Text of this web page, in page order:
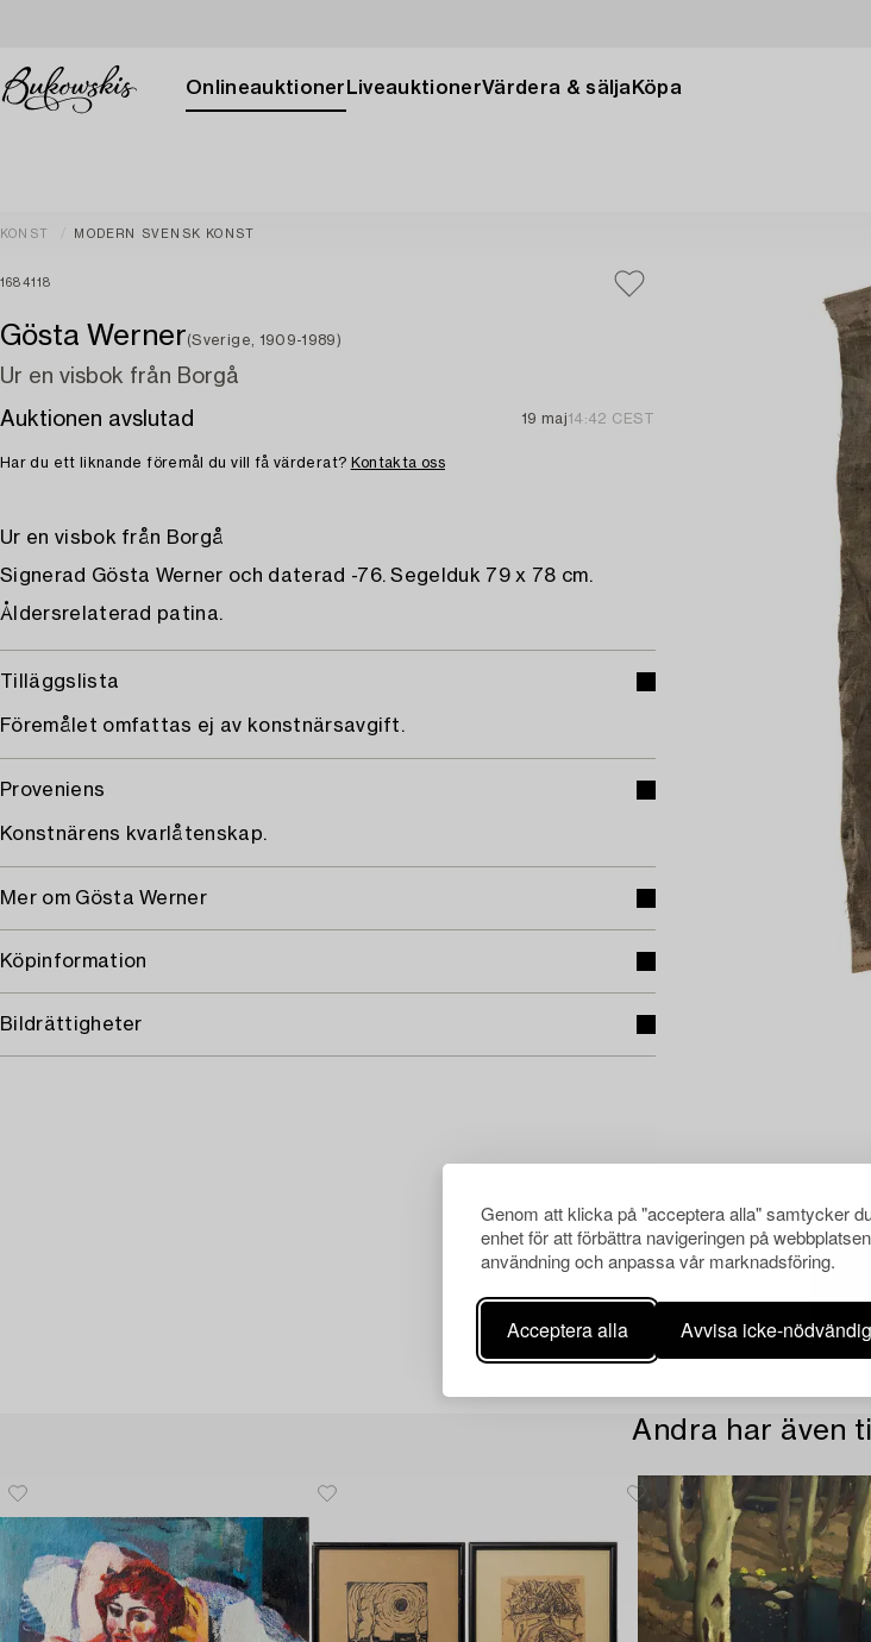
Genom att klicka på "acceptera alla" samtycker
enhet för att förbättra navigeringen på
användning och anpassa vår marknadsföring.
Acceptera alla Avvisa icke-
Onlineauktioner LiveauktionerVärdera & sälja Köpa
KONST MODERN SVENSK KONST
1684118
Gösta Werner(Sverige, 1909-1989)
Ur en visbok från Borgå
Auktionen avslutad
19 maj14:42 CEST
Har du ett liknande föremål du vill få värderat? Kontakta oss
Ur en visbok från Borgå
Signerad Gösta Werner och daterad -76. Segelduk 79 x 78 cm.
Åldersrelaterad patina.
Tilläggslista
Föremålet omfattas ej av konstnärsavgift.
Proveniens
Konstnärens kvarlåtenskap.
Mer om Gösta Werner
Köpinformation
Bildrättigheter
Andra har även